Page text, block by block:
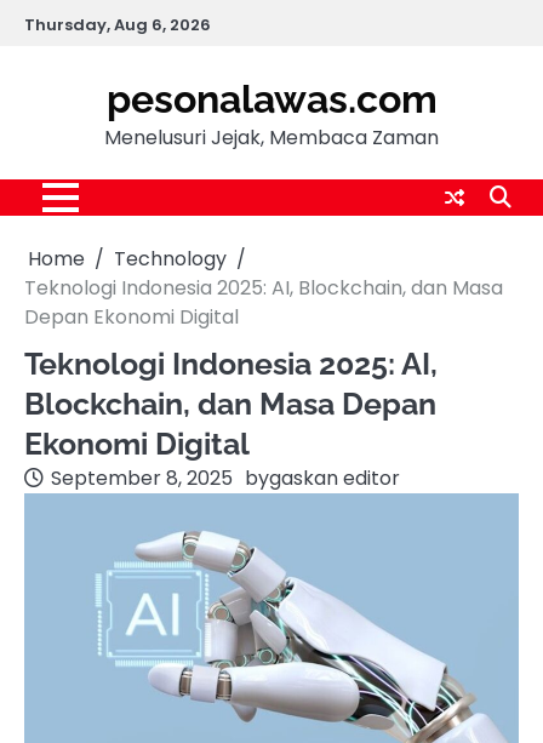
SkipThursday, Aug 6, 2026
pesonalawas.com
Menelusuri Jejak, Membaca Zaman
Home
Technology
Teknologi Indonesia 2025: AI, Blockchain, dan Masa
Depan Ekonomi Digital
Teknologi Indonesia 2025: AI,
Blockchain, dan Masa Depan
Ekonomi Digital
September 8, 2025 bygaskan editor